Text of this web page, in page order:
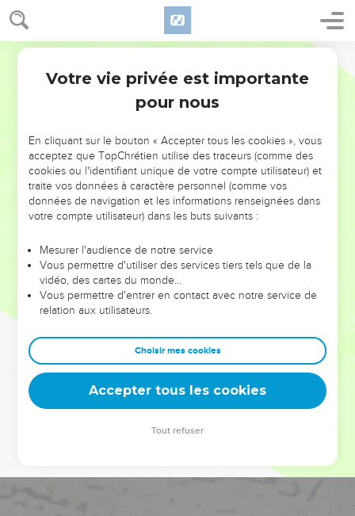
NE MANQUEZ PAS L’ÉVÉNEMENT
DE L’ANNÉE !
ET SI LEURS ERREURS POUVAIENT VOUS ÉVITER LES
VOTRES ?
leur foi ou leur vision. Mais on voit moins les doutes, les erreurs
et les saisons difficiles qu'ils ont traversés, alors même que ce
sont elles qui les ont façonnés.
Dans cette conférence, leaders, entrepreneurs, et responsables
clés pour avancer avec plus de sagesse afin que leurs erreurs
deviennent vos tremplins. Que vous guidiez un ministère, une
équipe, un groupe ou une famille, leur expérience est faite
Votre vie privée est importante
pour nous
En cliquant sur le bouton « Accepter tous les cookies », vous
acceptez que TopChrétien utilise des traceurs (comme des
cookies ou l'identifiant unique de votre compte utilisateur) et
traite vos données à caractère personnel (comme vos
données de navigation et les informations renseignées dans
votre compte utilisateur) dans les buts suivants :
Mesurer l'audience de notre service
Vous permettre d'utiliser des services tiers tels que de la
vidéo, des cartes du monde…
Vous permettre d'entrer en contact avec notre service de
relation aux utilisateurs.
Choisir mes cookies
Accepter tous les cookies
Tout refuser